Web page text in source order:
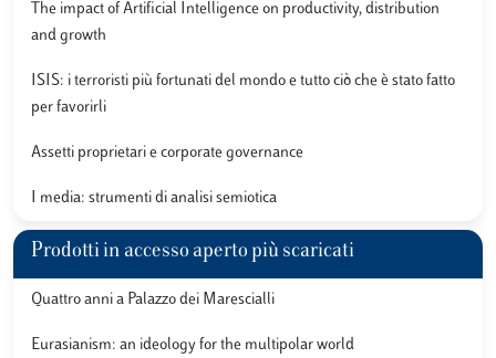
The impact of Artificial Intelligence on productivity, distribution
and growth
ISIS: i terroristi più fortunati del mondo e tutto ciò che è stato fatto
per favorirli
Assetti proprietari e corporate governance
I media: strumenti di analisi semiotica
Prodotti in accesso aperto più scaricati
Quattro anni a Palazzo dei Marescialli
Eurasianism: an ideology for the multipolar world